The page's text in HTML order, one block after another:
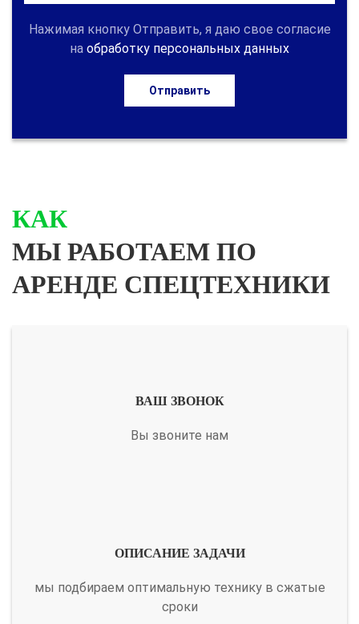
Нажимая кнопку Отправить, я даю свое согласие
на обработку персональных данных
Отправить
КАК
МЫ РАБОТАЕМ ПО
АРЕНДЕ СПЕЦТЕХНИКИ
ВАШ ЗВОНОК
Вы звоните нам
ОПИСАНИЕ ЗАДАЧИ
мы подбираем оптимальную технику в сжатые
сроки